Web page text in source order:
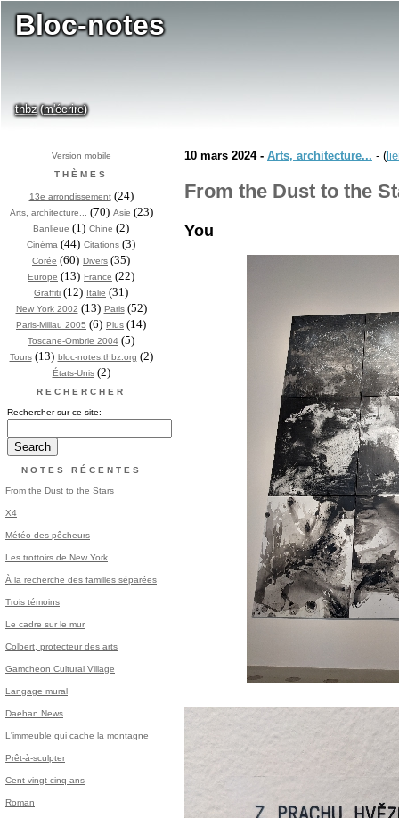
Bloc-notes
thbz(m'écrire)
Version mobile
THÈMES
13e arrondissement(24)
Arts, architecture... (70) Asie (23)
Banlieue (1) Chine (2)
Cinéma (44) Citations (3)
Corée (60) Divers (35)
Europe (13) France (22)
Graffiti (12) Italie (31)
New York 2002 (13) Paris(52)
Paris-Millau 2005 (6) Plus (14)
Toscane-Ombrie 2004 (5)
Tours(13) bloc-notes.thbz.org (2)
États-Unis(2)
RECHERCHER
Rechercher sur ce site:
NOTES RÉCENTES
From the Dust to the Stars
X4
Météo des pêcheurs
Les trottoirs de New York
À la recherche des familles séparées
Trois témoins
Le cadre sur le mur
Colbert, protecteur des arts
Gamcheon Cultural Village
Langage mural
Daehan News
L'immeuble qui cache la montagne
Prêt-à-sculpter
Cent vingt-cinq ans
Roman
10 mars 2024 - Arts, architecture... - (
From the Dust to the
You